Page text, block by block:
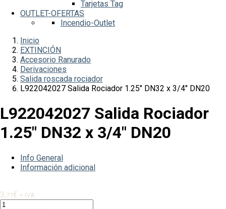
Tarjetas Tag
OUTLET-OFERTAS
Incendio-Outlet
Inicio
EXTINCIÓN
Accesorio Ranurado
Derivaciones
Salida roscada rociador
L922042027 Salida Rociador 1.25″ DN32 x 3/4″ DN20
L922042027 Salida Rociador
1.25″ DN32 x 3/4″ DN20
Info General
Información adicional
3,71€ + IVA
L922042027